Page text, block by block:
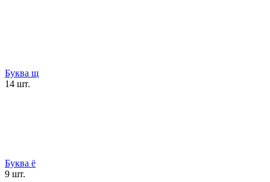
Буква щ
14 шт.
Буква ё
9 шт.